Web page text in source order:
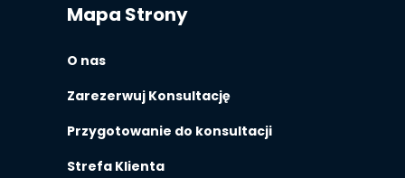
Mapa Strony
O nas
Zarezerwuj Konsultację
Przygotowanie do konsultacji
Strefa Klienta